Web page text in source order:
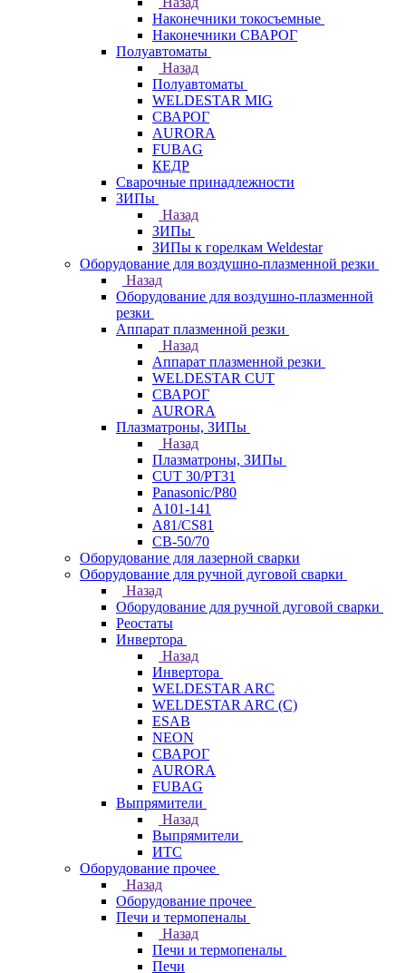
Наконечники токосъемные
Наконечники СВАРОГ
Полуавтоматы
Назад
Полуавтоматы
WELDESTAR MIG
СВАРОГ
AURORA
FUBAG
КЕДР
Сварочные принадлежности
ЗИПы
Назад
ЗИПы
ЗИПы к горелкам Weldestar
Оборудование для воздушно-плазменной резки
Назад
Оборудование для воздушно-плазменной
резки
Аппарат плазменной резки
Назад
Аппарат плазменной резки
WELDESTAR CUT
СВАРОГ
AURORA
Плазматроны, ЗИПы
Назад
Плазматроны, ЗИПы
CUT 30/PT31
Panasonic/P80
А101-141
А81/CS81
СВ-50/70
Оборудование для лазерной сварки
Оборудование для ручной дуговой сварки
Назад
Оборудование для ручной дуговой сварки
Реостаты
Инвертора
Назад
Инвертора
WELDESTAR ARC
WELDESTAR ARC (С)
ESAB
NEON
СВАРОГ
AURORA
FUBAG
Выпрямители
Назад
Выпрямители
ИТС
Оборудование прочее
Назад
Оборудование прочее
Печи и термопеналы
Назад
Печи и термопеналы
Печи